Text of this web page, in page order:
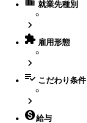
就業先種別

 雇用形態

 こだわり条件

給与